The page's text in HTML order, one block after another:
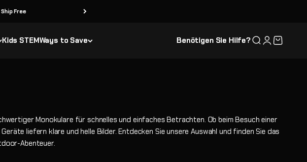
Free
Kids STEMWays to Save Benötigen Sie Hilfe? SucheAnmelden
Warenkorb
Monokulare für schnelles und einfaches Betrachten. Ob beim Besuch einer
liefern klare und helle Bilder. Entdecken Sie unsere Auswahl und finden Sie das
Abenteuer.